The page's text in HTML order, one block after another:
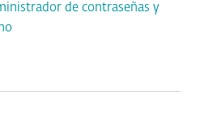
de contraseñas y